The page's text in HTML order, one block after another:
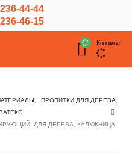
44-44
46-15
Корзина
ПРОПИТКИ ДЛЯ ДЕРЕВА
ДЛЯ ДЕРЕВА, КАЛУЖНИЦА